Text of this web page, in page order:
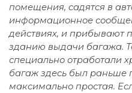
помещения, садятся в
информационное
действиях, и прибывают
зданию выдачи багажа.
специально отработали
багаж здесь был раньше
максимально простая.